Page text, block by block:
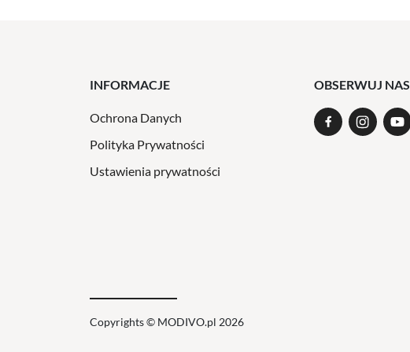
INFORMACJE
Ochrona Danych
Polityka Prywatności
Ustawienia prywatności
OBSERWUJ NAS
Copyrights © MODIVO.pl 2026